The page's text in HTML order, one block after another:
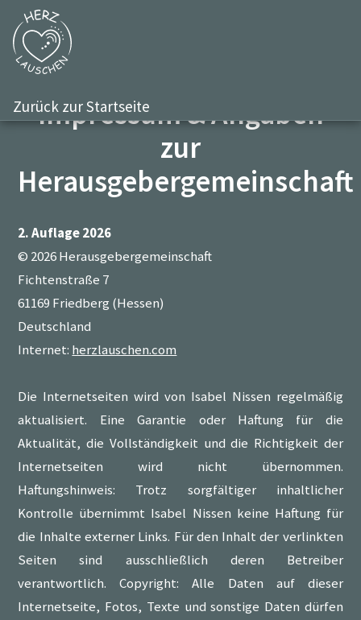
Zurück zur Startseite
Impressum & Angaben
zur
Herausgebergemeinschaft
2. Auflage 2026
© 2026 Herausgebergemeinschaft
Fichtenstraße 7
61169 Friedberg (Hessen)
Deutschland
Internet: herzlauschen.com
Die Internetseiten wird von Isabel Nissen regelmäßig
aktualisiert. Eine Garantie oder Haftung für die
Aktualität, die Vollständigkeit und die Richtigkeit der
Internetseiten wird nicht übernommen.
Haftungshinweis: Trotz sorgfältiger inhaltlicher
Kontrolle übernimmt Isabel Nissen keine Haftung für
die Inhalte externer Links. Für den Inhalt der verlinkten
Seiten sind ausschließlich deren Betreiber
verantwortlich. Copyright: Alle Daten auf dieser
Internetseite, Fotos, Texte und sonstige Daten dürfen